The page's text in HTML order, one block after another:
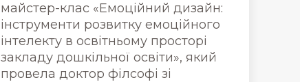
майстер-клас «Емоційний дизайн:
інструменти розвитку емоційного
інтелекту в освітньому просторі
закладу дошкільної освіти», який
провела доктор філсофі зі